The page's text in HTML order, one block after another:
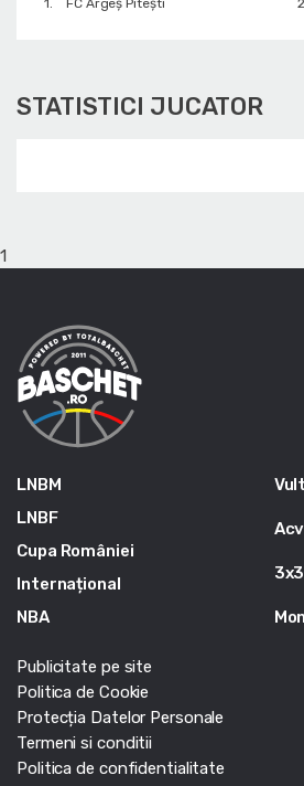
STATISTICI JUCATOR
1
LNBM
LNBF
Cupa României
Internațional
NBA
3x3
Publicitate pe site
Politica de Cookie
Protecția Datelor Personale
Termeni si conditii
Politica de confidentialitate